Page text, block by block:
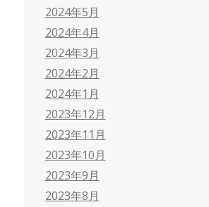
2024年5月
2024年4月
2024年3月
2024年2月
2024年1月
2023年12月
2023年11月
2023年10月
2023年9月
2023年8月